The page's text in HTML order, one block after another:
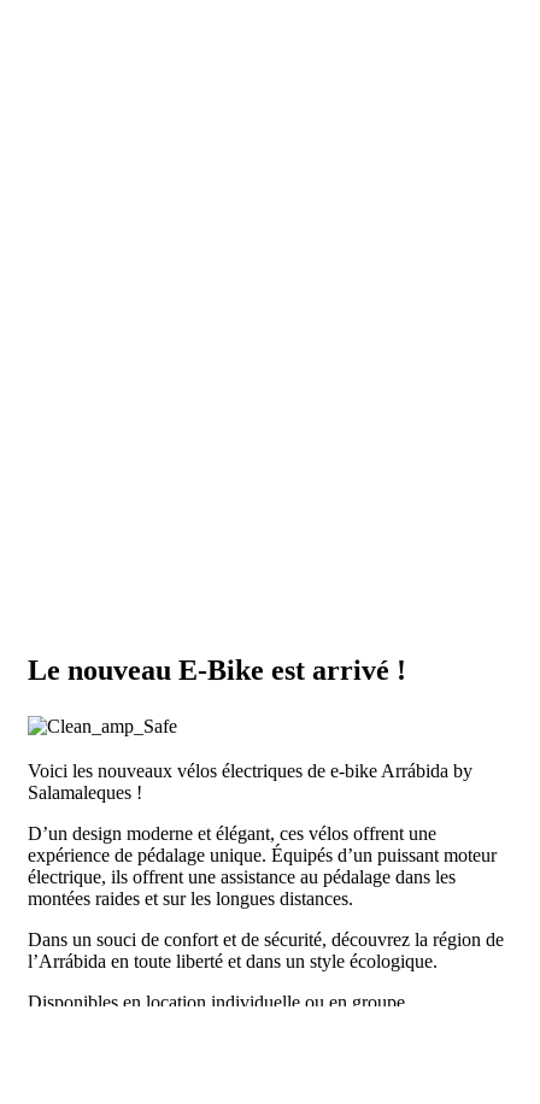
Le nouveau E-Bike est arrivé !
Voici les nouveaux vélos électriques de e-bike Arrábida by
Salamaleques !
D’un design moderne et élégant, ces vélos offrent une
expérience de pédalage unique. Équipés d’un puissant moteur
électrique, ils offrent une assistance au pédalage dans les
montées raides et sur les longues distances.
Dans un souci de confort et de sécurité, découvrez la région de
l’Arrábida en toute liberté et dans un style écologique.
Disponibles en location individuelle ou en groupe.